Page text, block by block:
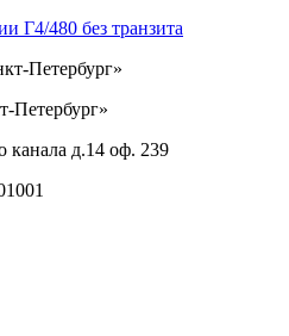
Г4/480 без транзита
Петербург»
Петербург»
канала д.14 оф. 239